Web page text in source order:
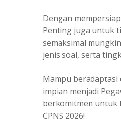
Dengan
Penting juga untuk
semaksimal
jenis soal, serta
Mampu beradaptasi
impian menjadi
berkomitmen untuk
CPNS 2026!